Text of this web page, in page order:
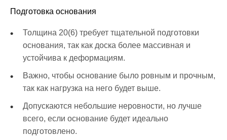
Подготовка основания
Толщина 20(6) требует тщательной подготовки
основания, так как доска более массивная и
устойчива к деформациям.
Важно, чтобы основание было ровным и прочным,
так как нагрузка на него будет выше.
Допускаются небольшие неровности, но лучше
всего, если основание будет идеально
подготовлено.